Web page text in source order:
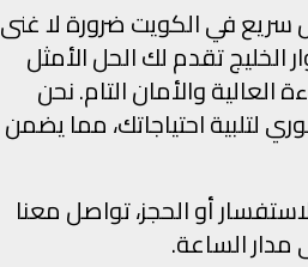
في الكويت ضرورة لا غنى
تقدم لك الحل الأمثل
والأمان التام. نحن
لتلبية احتياجاتك، مما يضمن
أو الحجز، تواصل معنا
الساعة.